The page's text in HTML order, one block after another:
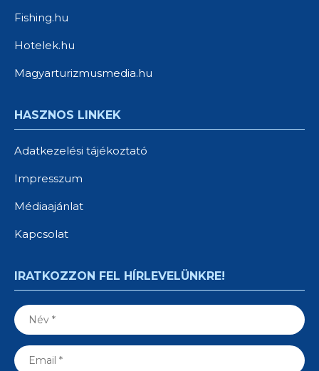
Fishing.hu
Hotelek.hu
Magyarturizmusmedia.hu
HASZNOS LINKEK
Adatkezelési tájékoztató
Impresszum
Médiaajánlat
Kapcsolat
IRATKOZZON FEL HÍRLEVELÜNKRE!